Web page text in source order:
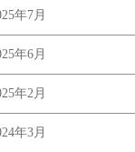
年7月
年6月
年2月
年3月